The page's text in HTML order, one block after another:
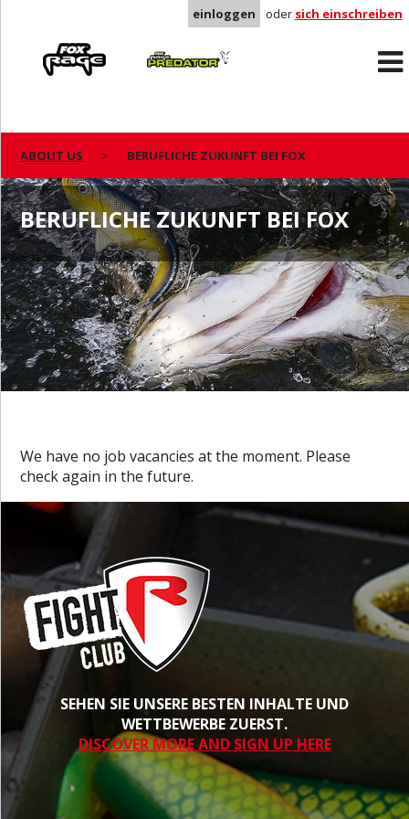
einloggen oder sich einschreiben
Predator
ABOUT US BERUFLICHE ZUKUNFT BEI FOX
BERUFLICHE ZUKUNFT BEI FOX
We have no job vacancies at the moment. Please
check again in the future.
SEHEN SIE UNSERE BESTEN INHALTE UND
WETTBEWERBE ZUERST.
DISCOVER MORE AND SIGN UP HERE